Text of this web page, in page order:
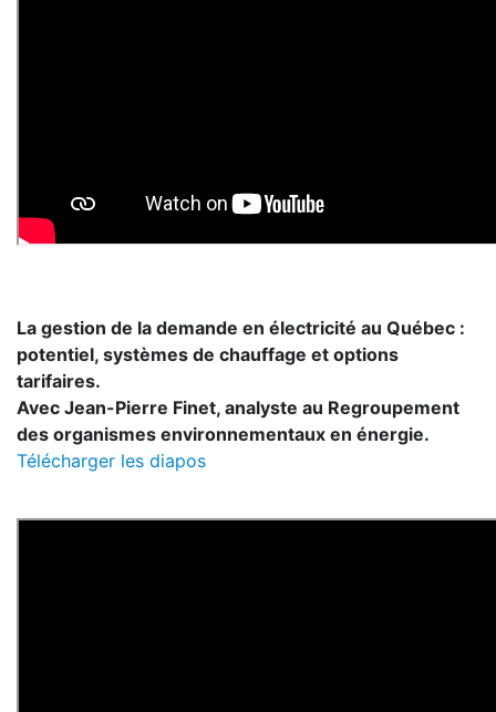
La gestion de la demande en électricité au Québec :
potentiel, systèmes de chauffage et options
tarifaires.
Avec Jean-Pierre Finet, analyste au Regroupement
des organismes environnementaux en énergie.
Télécharger les diapos